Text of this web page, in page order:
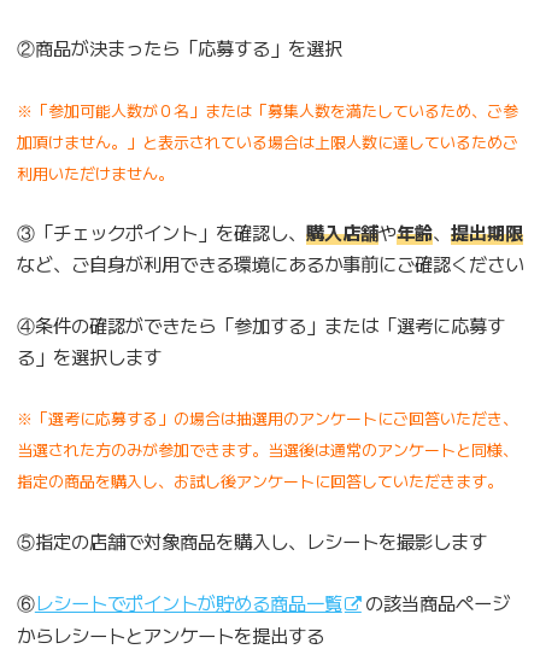
②商品が決まったら「応募する」を選択
※「参加可能人数が０名」または「募集人数を満たしているため、ご参
加頂けません。」と表示されている場合は上限人数に達しているためご
利用いただけません。
③「チェックポイント」を確認し、 購入店舗や年齢、 提出期限
など、ご自身が利用できる環境にあるか事前にご確認ください
④条件の確認ができたら「参加する」または「選考に応募す
る」を選択します
※「選考に応募する」の場合は抽選用のアンケートにご回答いただき、
当選された方のみが参加できます。当選後は通常のアンケートと同様、
指定の商品を購入し、お試し後アンケートに回答していただきます。
⑤指定の店舗で対象商品を購入し、レシートを撮影します
⑥レシートでポイントが貯める商品一覧
の該当商品ページ
からレシートとアンケートを提出する